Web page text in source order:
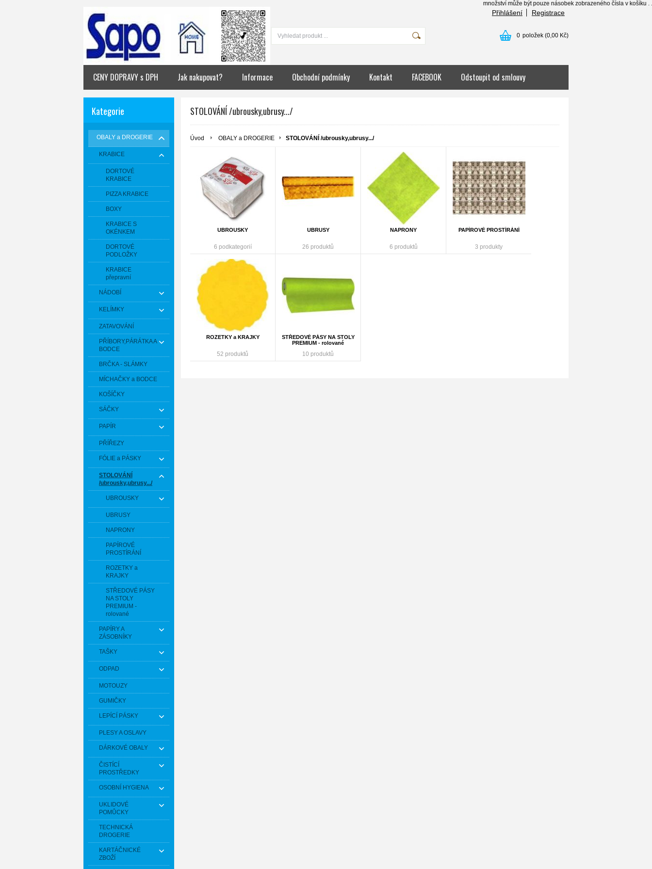
množství může být pouze násobek zobrazeného čísla v košíku . . .
Přihlášení Registrace
0 položek (0,00 Kč)
CENY DOPRAVY s DPH Jak nakupovat? Informace Obchodní podmínky Kontakt FACEBOOK Odstoupit od smlouvy
Kategorie
OBALY a DROGERIE
KRABICE
DORTOVÉ
KRABICE
PIZZA KRABICE
BOXY
KRABICE S
OKÉNKEM
DORTOVÉ
PODLOŽKY
KRABICE
přepravní
NÁDOBÍ
KELÍMKY
ZATAVOVÁNÍ
PŘÍBORY,PÁRÁTKA A
BODCE
BRČKA - SLÁMKY
MÍCHAČKY a BODCE
KOŠÍČKY
SÁČKY
PAPÍR
PŘÍŘEZY
FÓLIE a PÁSKY
STOLOVÁNÍ
/ubrousky,ubrusy.../
UBROUSKY
UBRUSY
NAPRONY
PAPÍROVÉ
PROSTÍRÁNÍ
ROZETKY a
KRAJKY
STŘEDOVÉ PÁSY
NA STOLY
PREMIUM -
rolované
PAPÍRY A
ZÁSOBNÍKY
TAŠKY
ODPAD
MOTOUZY
GUMIČKY
LEPÍCÍ PÁSKY
PLESY A OSLAVY
DÁRKOVÉ OBALY
ČISTÍCÍ
PROSTŘEDKY
OSOBNÍ HYGIENA
UKLIDOVÉ
POMŮCKY
TECHNICKÁ
DROGERIE
KARTÁČNICKÉ
ZBOŽÍ
STOLOVÁNÍ /ubrousky,ubrusy.../
Úvod OBALY a DROGERIE STOLOVÁNÍ /ubrousky,ubrusy.../
UBROUSKY
6 podkategorií
UBRUSY
26 produktů
NAPRONY
6 produktů
PAPÍROVÉ PROSTÍRÁNÍ
3 produkty
ROZETKY a KRAJKY
52 produktů
STŘEDOVÉ PÁSY NA STOLY
PREMIUM - rolované
10 produktů